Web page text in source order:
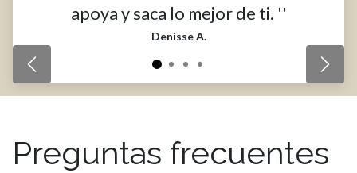
apoya y saca lo mejor de ti. ''
Denisse A.
Previous Next
Preguntas frecuentes